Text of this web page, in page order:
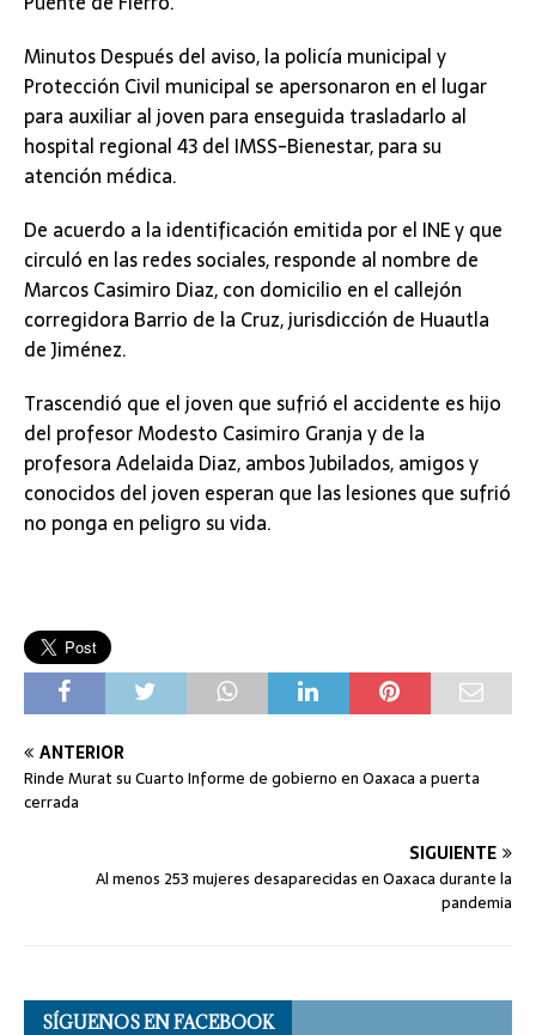
Minutos Después del aviso, la policía municipal y
Protección Civil municipal se apersonaron en el lugar
para auxiliar al joven para enseguida trasladarlo al
hospital regional 43 del IMSS-Bienestar, para su
atención médica.
De acuerdo a la identificación emitida por el INE y que
circuló en las redes sociales, responde al nombre de
Marcos Casimiro Diaz, con domicilio en el callejón
corregidora Barrio de la Cruz, jurisdicción de Huautla
de Jiménez.
Trascendió que el joven que sufrió el accidente es hijo
del profesor Modesto Casimiro Granja y de la
profesora Adelaida Diaz, ambos Jubilados, amigos y
conocidos del joven esperan que las lesiones que sufrió
no ponga en peligro su vida.
ANTERIOR
Rinde Murat su Cuarto Informe de gobierno en Oaxaca a puerta
cerrada
SIGUIENTE
Al menos 253 mujeres desaparecidas en Oaxaca durante la
pandemia
SÍGUENOS EN FACEBOOK